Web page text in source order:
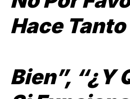
Hace Tanto
Bien”, “¿Y